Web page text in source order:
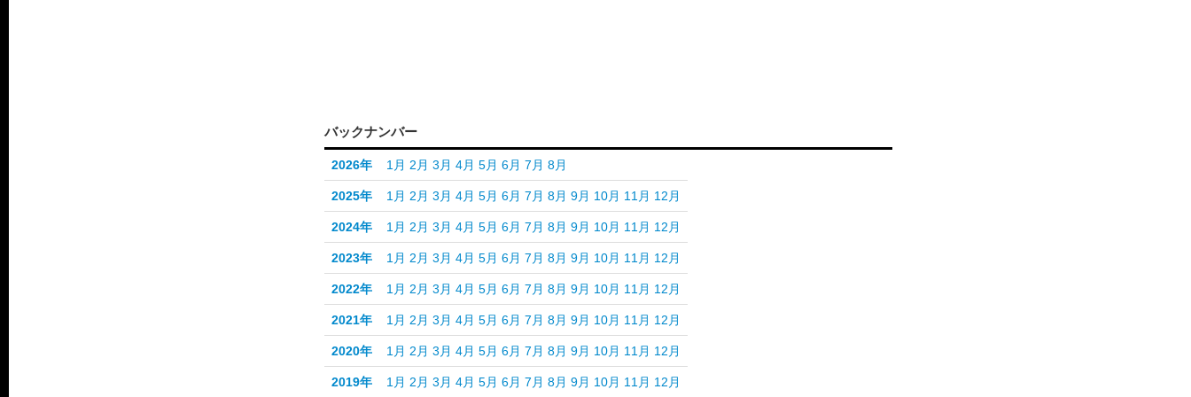
バックナンバー
2026年 1月 2月 3月 4月 5月 6月 7月 8月
2025年 1月 2月 3月 4月 5月 6月 7月 8月 9月 10月 11月 12月
2024年 1月 2月 3月 4月 5月 6月 7月 8月 9月 10月 11月 12月
2023年 1月 2月 3月 4月 5月 6月 7月 8月 9月 10月 11月 12月
2022年 1月 2月 3月 4月 5月 6月 7月 8月 9月 10月 11月 12月
2021年 1月 2月 3月 4月 5月 6月 7月 8月 9月 10月 11月 12月
2020年 1月 2月 3月 4月 5月 6月 7月 8月 9月 10月 11月 12月
2019年 1月 2月 3月 4月 5月 6月 7月 8月 9月 10月 11月 12月